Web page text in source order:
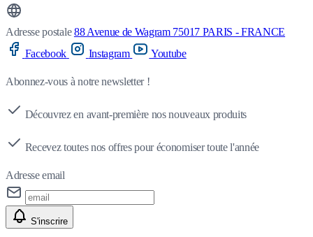
Adresse postale 88 Avenue de Wagram 75017 PARIS - FRANCE
Facebook
Instagram Youtube
Abonnez-vous à notre newsletter !
Découvrez en avant-première nos nouveaux produits
Recevez toutes nos offres pour économiser toute l'année
Adresse email
S'inscrire